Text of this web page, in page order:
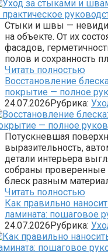
Стыки и швы —
на объекте. От их
фасадов,
полов и сохранность
Читать полностью
Восстановление
покрытие — полное
24.07.2026Рубрика:
Потускневшая
выразительность,
детали интерьера
собраны
блеск разным
Читать полностью
Как правильно
ламината: пошаговое
24.07.2026Рубрика: